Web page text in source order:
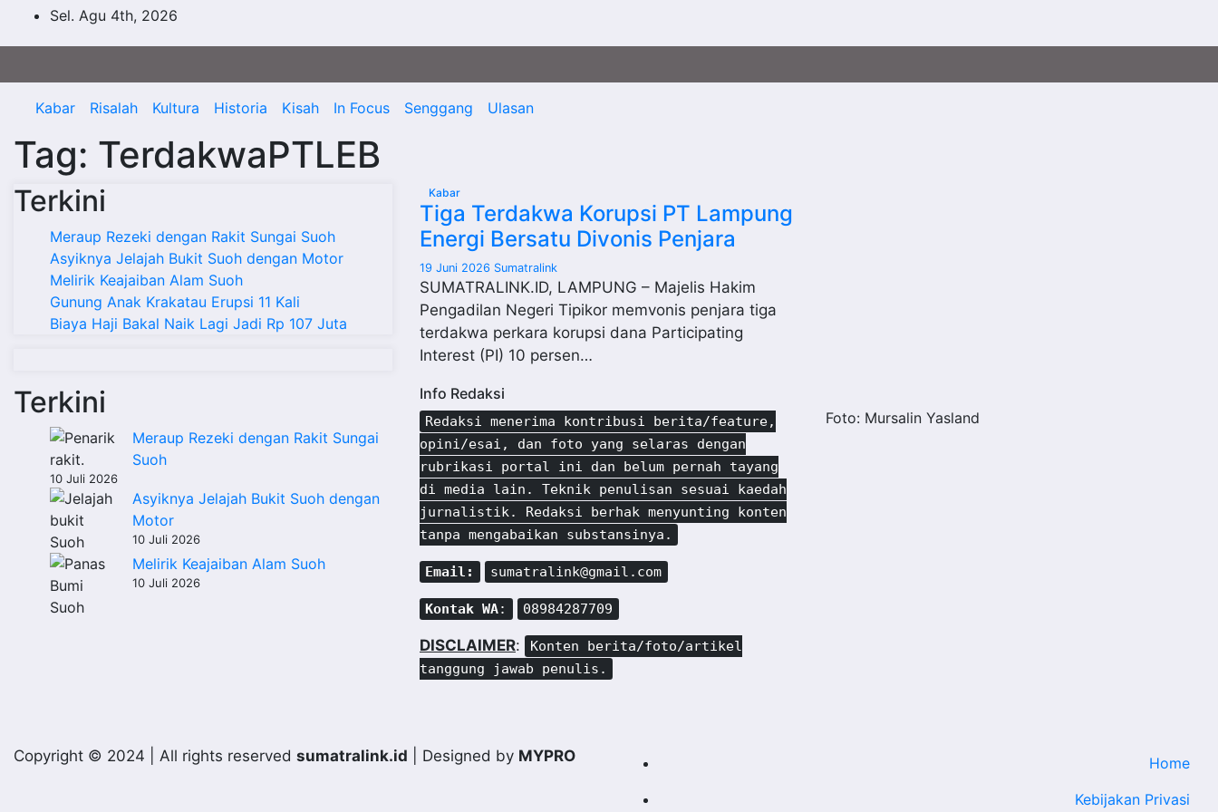
Sel. Agu 4th, 2026
Kabar Risalah Kultura Historia Kisah In Focus Senggang Ulasan
Tag: TerdakwaPTLEB
Terkini
Meraup Rezeki dengan Rakit Sungai Suoh
Asyiknya Jelajah Bukit Suoh dengan Motor
Melirik Keajaiban Alam Suoh
Gunung Anak Krakatau Erupsi 11 Kali
Biaya Haji Bakal Naik Lagi Jadi Rp 107 Juta
Kabar
Tiga Terdakwa Korupsi PT Lampung
Energi Bersatu Divonis Penjara
19 Juni 2026 Sumatralink
SUMATRALINK.ID, LAMPUNG – Majelis Hakim
Pengadilan Negeri Tipikor memvonis penjara tiga
terdakwa perkara korupsi dana Participating
Interest (PI) 10 persen…
Terkini
Meraup Rezeki dengan Rakit Sungai
Suoh
10 Juli 2026
Asyiknya Jelajah Bukit Suoh dengan
Motor
10 Juli 2026
Melirik Keajaiban Alam Suoh
10 Juli 2026
Info Redaksi
Redaksi menerima kontribusi berita/feature,
opini/esai, dan foto yang selaras dengan
rubrikasi portal ini dan belum pernah tayang
di media lain. Teknik penulisan sesuai kaedah
jurnalistik. Redaksi berhak menyunting konten
tanpa mengabaikan substansinya.
Email: sumatralink@gmail.com
Kontak WA: 08984287709
DISCLAIMER:
Konten berita/foto/artikel
tanggung jawab penulis.
Foto: Mursalin Yasland
Copyright © 2024 | All rights reserved sumatralink.id | Designed by MYPRO
Home
Kebijakan Privasi